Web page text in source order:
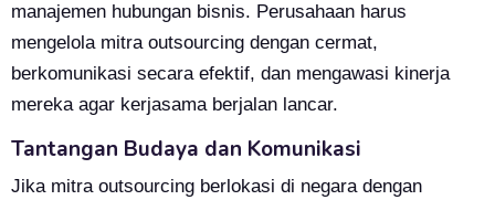
manajemen hubungan bisnis. Perusahaan harus
mengelola mitra outsourcing dengan cermat,
berkomunikasi secara efektif, dan mengawasi kinerja
mereka agar kerjasama berjalan lancar.
Tantangan Budaya dan Komunikasi
Jika mitra outsourcing berlokasi di negara dengan